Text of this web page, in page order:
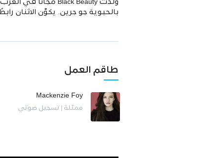
بالحيوية جو جرين. يكوّن الاثنان
طاقم العمل
Mackenzie Foy
ممثلة | تسجيل صوتي